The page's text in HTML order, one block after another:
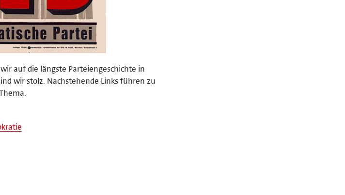
auf die längste Parteiengeschichte in
wir stolz. Nachstehende Links führen zu